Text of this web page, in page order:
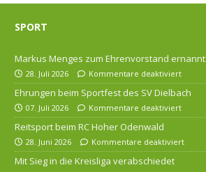
SPORT
Markus Menges zum Ehrenvorstand ernannt
28. Juli 2026 Kommentare deaktiviert
Ehrungen beim Sportfest des SV Dielbach
07. Juli 2026 Kommentare deaktiviert
Reitsport beim RC Hoher Odenwald
28. Juni 2026 Kommentare deaktiviert
Mit Sieg in die Kreisliga verabschiedet